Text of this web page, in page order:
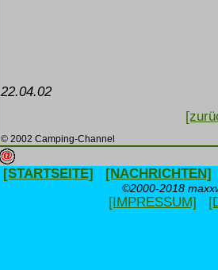
22.04.02
© 2002 Camping-Channel
[STARTSEITE] [NACHRICHTEN]
©2000-2018
[IMPRESSUM]